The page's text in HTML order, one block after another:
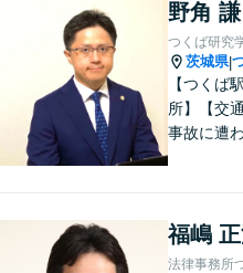
野角 謙
つくば研究
茨城県|
【つくば
所】【交
事故に遭
ニケーシ
善の解決
福嶋
法律事務所